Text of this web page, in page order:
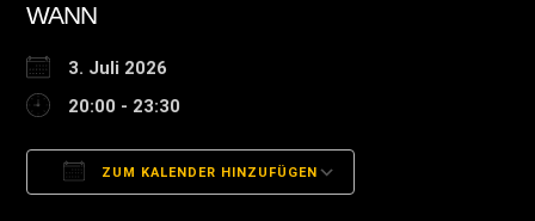
WANN
3. Juli 2026
20:00 - 23:30
ZUM KALENDER HINZUFÜGEN